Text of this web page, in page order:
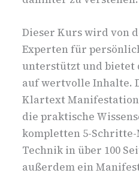
Dieser Kurs wird von
Experten für
unterstützt und
auf wertvolle Inhalte.
Klartext
die praktische
kompletten 5-
Technik in über 100
außerdem ein